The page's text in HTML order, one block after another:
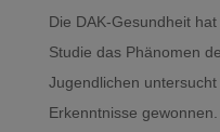
Die DAK-Gesundheit
Studie das Phänomen
Jugendlichen
Erkenntnisse